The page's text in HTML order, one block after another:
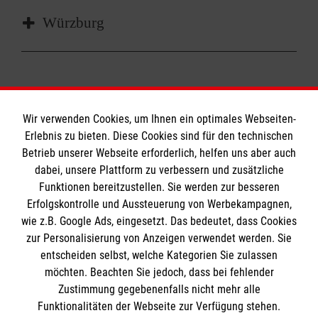
Würzburg
Informationen
Impressum
Datenschutz
Kontakt
Die Malteser
Malteser in Deutschland
Malteserorden
Spendenkonto
Wir verwenden Cookies, um Ihnen ein optimales Webseiten-
Erlebnis zu bieten. Diese Cookies sind für den technischen
Betrieb unserer Webseite erforderlich, helfen uns aber auch
dabei, unsere Plattform zu verbessern und zusätzliche
Funktionen bereitzustellen. Sie werden zur besseren
Erfolgskontrolle und Aussteuerung von Werbekampagnen,
wie z.B. Google Ads, eingesetzt. Das bedeutet, dass Cookies
zur Personalisierung von Anzeigen verwendet werden. Sie
entscheiden selbst, welche Kategorien Sie zulassen
möchten. Beachten Sie jedoch, dass bei fehlender
Zustimmung gegebenenfalls nicht mehr alle
Funktionalitäten der Webseite zur Verfügung stehen.